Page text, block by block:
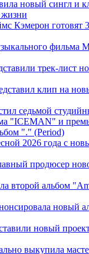
новый сингл и
Кэмерон готовят
фильма
трек-лист
клип на
седьмой
"ICEMAN" и
"." (Period)
2026 года с
продюсер
второй альбом
новый
новый
выкупила